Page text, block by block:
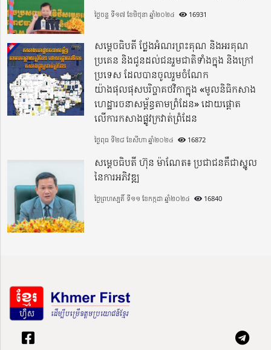
ថ្ងៃចន្ទ ទី១៧ ខែមិថុនា ឆ្នាំ២០២៤ 16931
សម្តេចធិបតី ថ្លែងអំណរព្រះគុណ និងអរគុណ
ប្រគេន និងជូនដល់ជនរួមជាតិទាំងក្នុង​ និងក្រៅ
ប្រទេស​ ដែលបានចូលរួមចំណែក
យ៉ាងផុលផុសបរិច្ចាគថវិកាក្នុង «មូលនិធិកសាង
ហេដ្ឋារចនាសម្ព័ន្ធតាមព្រំដែន» ដោយផ្ដោត
លើការកសាងផ្លូវក្រវាត់ព្រំដែន
ថ្ងៃពុធ ទី២៨ ខែសីហា ឆ្នាំ២០២៤ 16872
សម្តេចធិបតី ហ៊ុន ម៉ាណែត៖ ប្រជាជនគឺជាស្នូល
នៃការអភិវឌ្ឍ
ថ្ងៃព្រហស្បតិ៍ ទី១១ ខែកក្កដា ឆ្នាំ២០២៤ 16840